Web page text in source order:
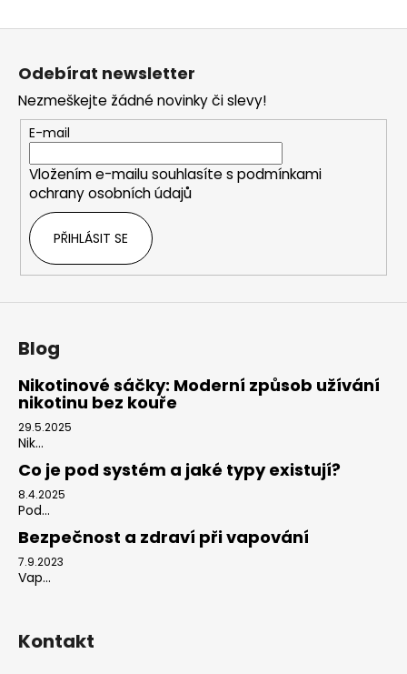
Odebírat newsletter
Nezmeškejte žádné novinky či slevy!
E-mail
Vložením e-mailu souhlasíte s podmínkami
ochrany osobních údajů
PŘIHLÁSIT SE
Blog
Nikotinové sáčky: Moderní způsob užívání
nikotinu bez kouře
29.5.2025
Nik...
Co je pod systém a jaké typy existují?
8.4.2025
Pod...
Bezpečnost a zdraví při vapování
7.9.2023
Vap...
Kontakt